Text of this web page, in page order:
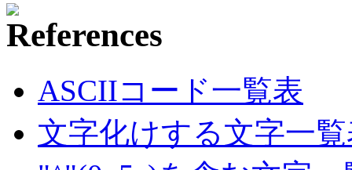
ASCIIコード一覧表
文字化けする文字一